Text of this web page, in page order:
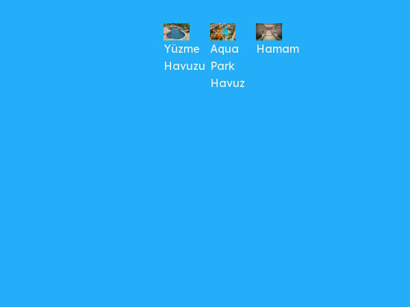
Yüzme
Havuzu
Aqua
Park
Havuz
Hamam